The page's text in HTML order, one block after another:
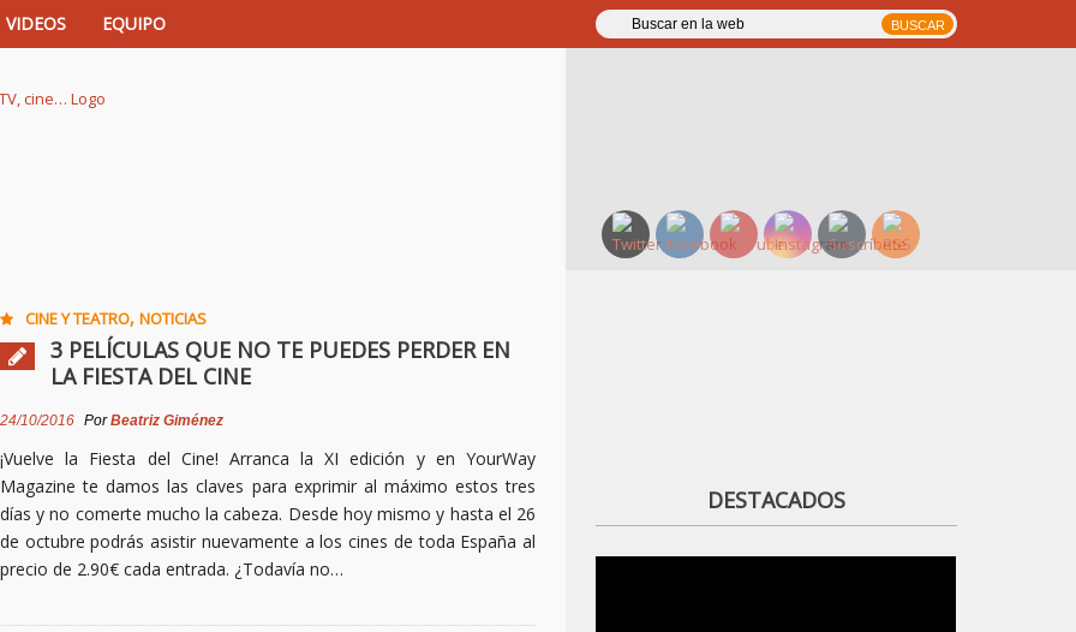
VIDEOS EQUIPO
CINE Y TEATRO, NOTICIAS
3 PELÍCULAS QUE NO TE PUEDES PERDER EN
LA FIESTA DEL CINE
24/10/2016 PorBeatriz Giménez
¡Vuelve la Fiesta del Cine! Arranca la XI edición y en YourWay
Magazine te damos las claves para exprimir al máximo estos tres
días y no comerte mucho la cabeza. Desde hoy mismo y hasta el 26
de octubre podrás asistir nuevamente a los cines de toda España al
precio de 2.90€ cada entrada. ¿Todavía no…
DESTACADOS